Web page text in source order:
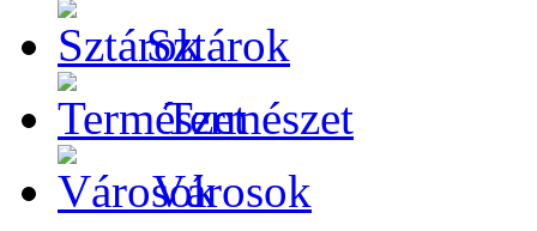
Sztárok
Természet
Városok